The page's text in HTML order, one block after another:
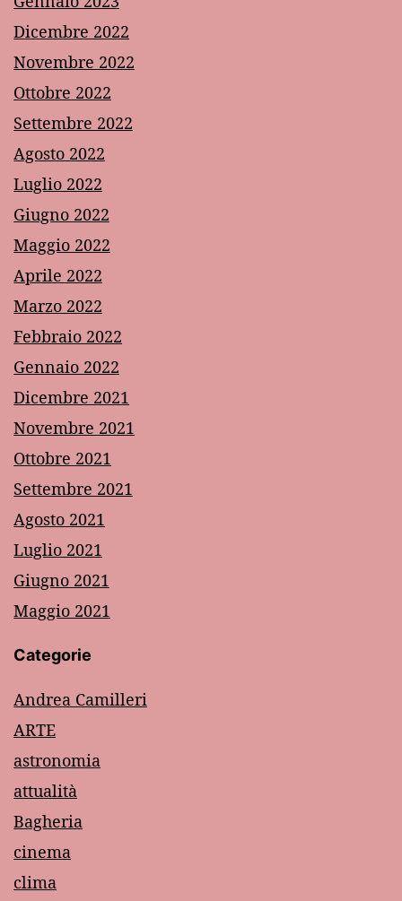
Dicembre 2022
Novembre 2022
Ottobre 2022
Settembre 2022
Agosto 2022
Luglio 2022
Giugno 2022
Maggio 2022
Aprile 2022
Marzo 2022
Febbraio 2022
Gennaio 2022
Dicembre 2021
Novembre 2021
Ottobre 2021
Settembre 2021
Agosto 2021
Luglio 2021
Giugno 2021
Maggio 2021
Categorie
Andrea Camilleri
ARTE
astronomia
attualità
Bagheria
cinema
clima